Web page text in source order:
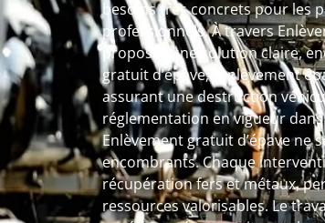
besoins très concrets pour les
professionnels. À travers
proposer une solution claire,
gratuit d’épave, l’enlèvement
assurant une destruction
réglementation en vigueur
Enlèvement gratuit d’épave ne
encombrants. Chaque
récupération fers et métaux,
ressources valorisables. Le